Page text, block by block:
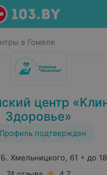
в Гомеле
центр
Здоровье»
Профиль подтвержден
Хмельницкого, 61
до